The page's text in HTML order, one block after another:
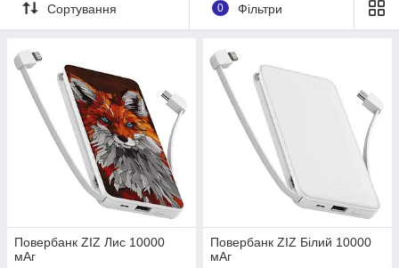
Сортування 0 Фільтри
Повербанк ZIZ Лис 10000
мАг
Повербанк ZIZ Білий 10000
мАг